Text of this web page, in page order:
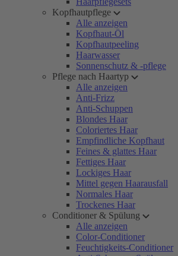
Kopfhautpflege
Alle anzeigen
Kopfhaut-Öl
Kopfhautpeeling
Haarwasser
Sonnenschutz & -pflege
Pflege nach Haartyp
Alle anzeigen
Anti-Frizz
Anti-Schuppen
Blondes Haar
Coloriertes Haar
Empfindliche Kopfhaut
Feines & glattes Haar
Fettiges Haar
Lockiges Haar
Mittel gegen Haarausfall
Normales Haar
Trockenes Haar
Conditioner & Spülung
Alle anzeigen
Color-Conditioner
Feuchtigkeits-Conditioner